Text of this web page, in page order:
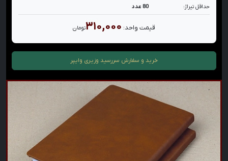
حداقل تیراژ: 80 عدد
قیمت واحد: ۳۱۰,۰۰۰تومان
خرید و سفارش سررسید وزیری وایپر